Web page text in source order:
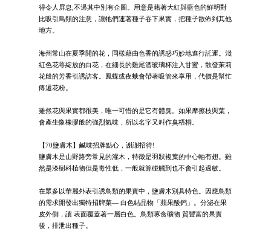
得令人屏息;不過其中別有企圖。用意是藉著大紅與藍色的鮮明對
比吸引鳥類的注意，讓牠們連著種子吞下果實，把種子散佈到其他
地方。
海州常山在夏季開的花，同樣藉由色香的誘惑巧妙地進行託運。淺
紅色花萼綻放的白花，在細長的雞尾酒玻璃杯注入甘蜜，散發茉莉
花般的芳香引誘訪客。鳳蝶或夜蛾會帶著吸管來享用，代價是幫忙
傳遞花粉。
雖然花與果實都很美，唯一可惜的是它有體臭。如果摩擦枝與葉，
會產生像橡膠般的強烈氣味，所以名字又叫作臭梧桐。
【70鹽膚木】鹹味招牌點心，謝謝招待!
鹽膚木是山野路旁常見的灌木，特徵是羽狀複葉的中心軸有翅。雖
然是漆樹科植物但是毒性低，一般就算碰觸到也不會引起過敏。
在眾多以華麗外表引誘鳥類的果實中，鹽膚木別具特色。因應鳥類
的需求開發出獨特招牌菜— 白色結晶物「蘋果酸鈣」。分泌在果
皮外側，讓 表面覆蓋著一層白色。鳥類啄食礦物 質豐富的果實
後，排泄出種子。